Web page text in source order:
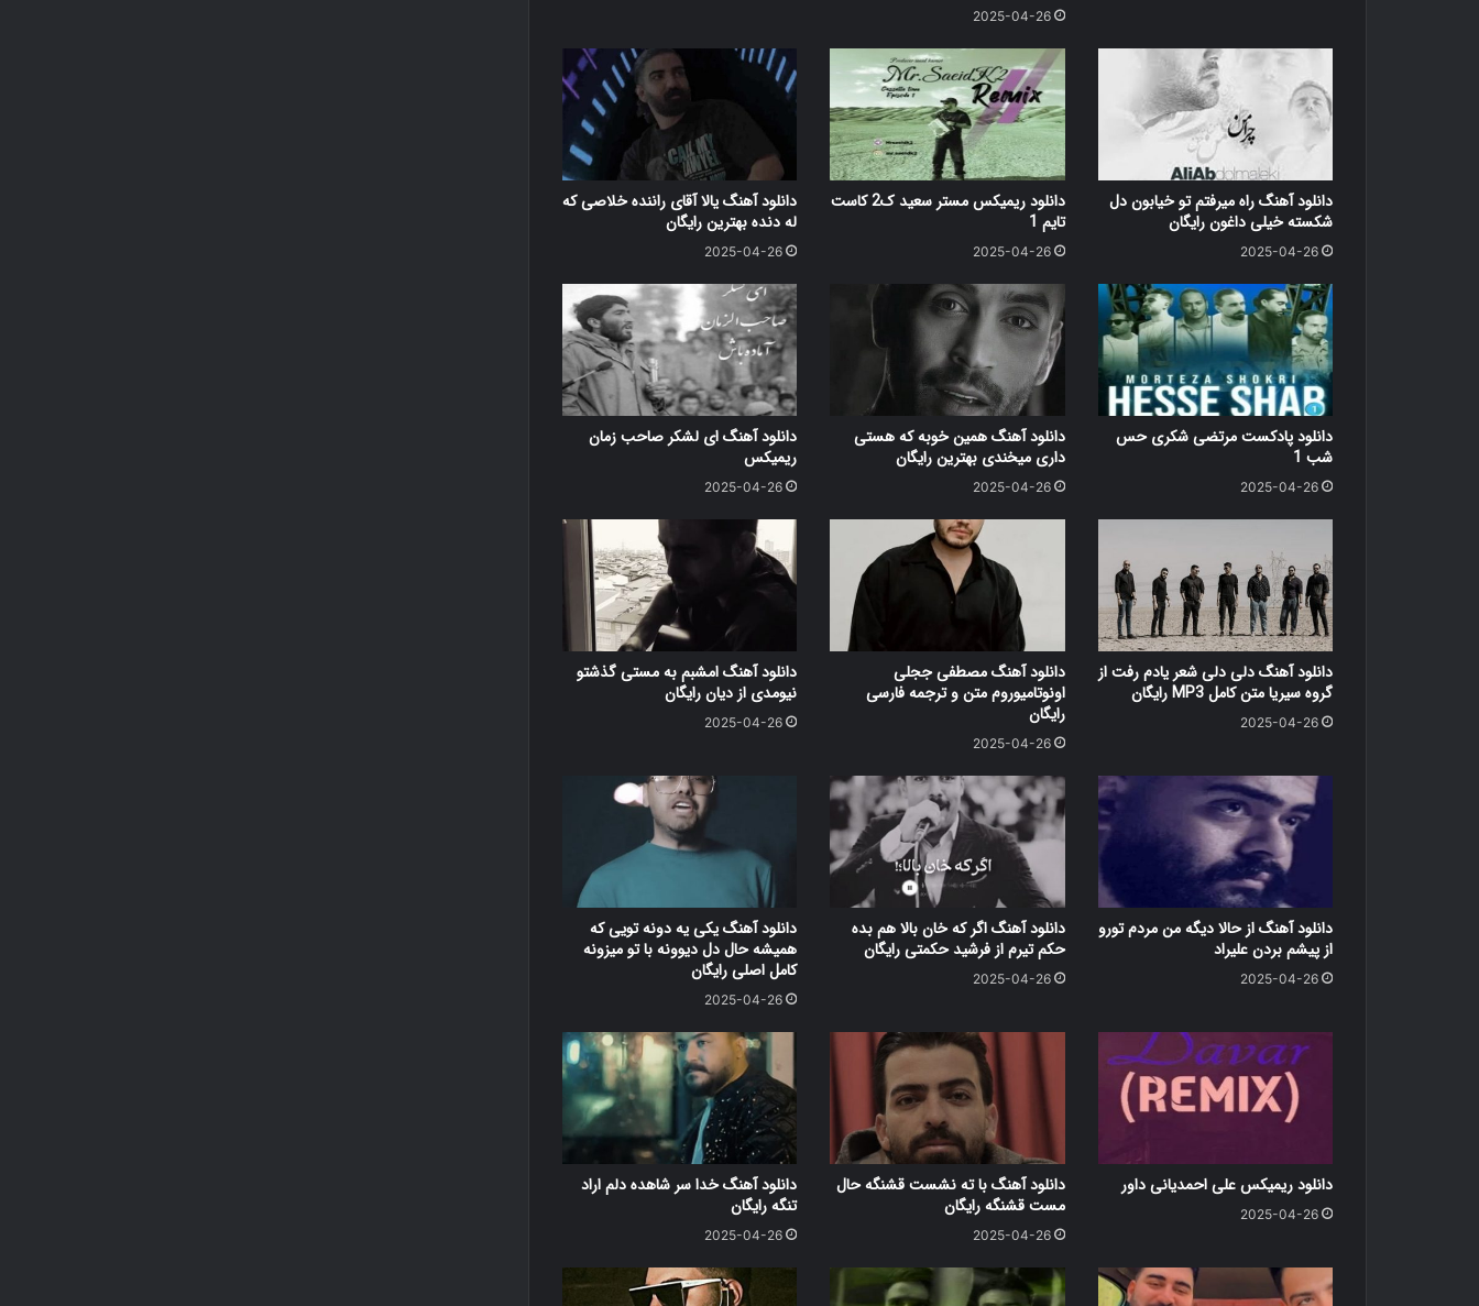
2025-04-26
دانلود آهنگ راه میرفتم تو خیابون دل
شکسته خیلی داغون رایگان
2025-04-26
دانلود ریمیکس مستر سعید ک2 کاست
تایم 1
2025-04-26
دانلود آهنگ یالا آقای راننده خلاصی که
له دنده بهترین رایگان
2025-04-26
دانلود پادکست مرتضی شکری حس
شب 1
2025-04-26
دانلود آهنگ همین خوبه که هستی
داری میخندی بهترین رایگان
2025-04-26
دانلود آهنگ ای لشکر صاحب زمان
ریمیکس
2025-04-26
دانلود آهنگ دلی دلی شعر یادم رفت از
گروه سیریا متن کامل MP3 رایگان
2025-04-26
دانلود آهنگ مصطفی ججلی
اونوتامیوروم متن و ترجمه فارسی
رایگان
2025-04-26
دانلود آهنگ امشبم به مستی گذشتو
نیومدی از دیان رایگان
2025-04-26
دانلود آهنگ از حالا دیگه من مردم تورو
از پیشم بردن علیراد
2025-04-26
دانلود آهنگ اگر که خان بالا هم بده
حکم تیرم از فرشید حکمتی رایگان
2025-04-26
دانلود آهنگ یکی یه دونه تویی که
همیشه حال دل دیوونه با تو میزونه
کامل اصلی رایگان
2025-04-26
دانلود ریمیکس علی احمدیانی داور
2025-04-26
دانلود آهنگ با ته نشست قشنگه حال
مست قشنگه رایگان
2025-04-26
دانلود آهنگ خدا سر شاهده دلم اراد
تنگه رایگان
2025-04-26